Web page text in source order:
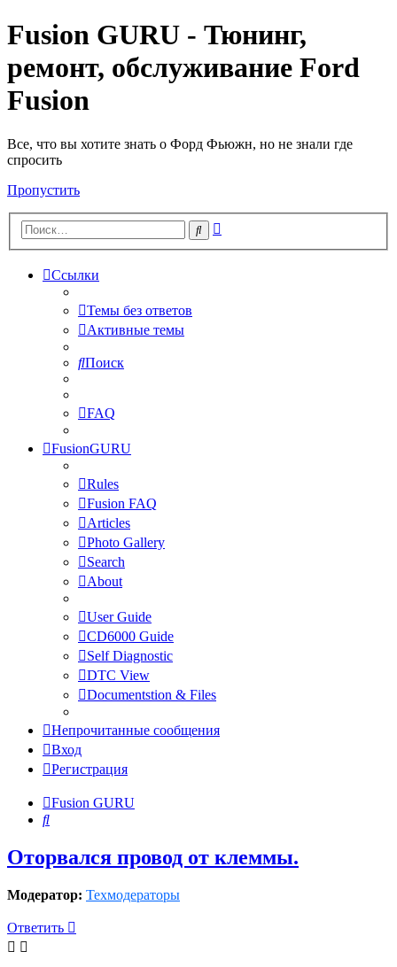
Fusion GURU - Тюнинг,
ремонт, обслуживание Ford
Fusion
Все, что вы хотите знать о Форд Фьюжн, но не знали где
спросить
Пропустить
Поиск
Ссылки
Темы без ответов
Активные темы
Поиск
FAQ
FusionGURU
Rules
Fusion FAQ
Articles
Photo Gallery
Search
About
User Guide
CD6000 Guide
Self Diagnostic
DTC View
Documentstion & Files
Непрочитанные сообщения
Вход
Регистрация
Fusion GURU
Поиск
Оторвался провод от клеммы.
Модератор: Техмодераторы
Ответить